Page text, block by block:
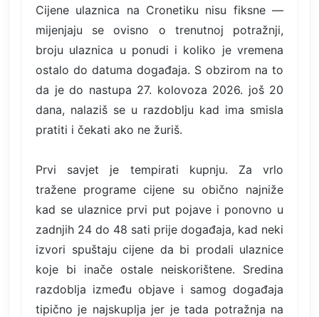
Cijene ulaznica na Cronetiku nisu fiksne —
mijenjaju se ovisno o trenutnoj potražnji,
broju ulaznica u ponudi i koliko je vremena
ostalo do datuma događaja. S obzirom na to
da je do nastupa 27. kolovoza 2026. još 20
dana, nalaziš se u razdoblju kad ima smisla
pratiti i čekati ako ne žuriš.
Prvi savjet je tempirati kupnju. Za vrlo
tražene programe cijene su obično najniže
kad se ulaznice prvi put pojave i ponovno u
zadnjih 24 do 48 sati prije događaja, kad neki
izvori spuštaju cijene da bi prodali ulaznice
koje bi inače ostale neiskorištene. Sredina
razdoblja između objave i samog događaja
tipično je najskuplja jer je tada potražnja na